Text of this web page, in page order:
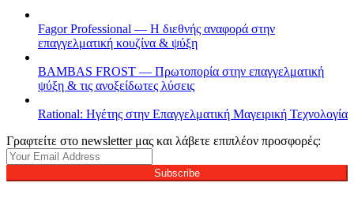
Fagor Professional — Η διεθνής αναφορά στην
επαγγελματική κουζίνα & ψύξη
BAMBAS FROST — Πρωτοπορία στην επαγγελματική
ψύξη & τις ανοξείδωτες λύσεις
Rational: Ηγέτης στην Επαγγελματική Μαγειρική Τεχνολογία
Γραφτείτε στο newsletter μας και λάβετε επιπλέον προσφορές:
Subscribe